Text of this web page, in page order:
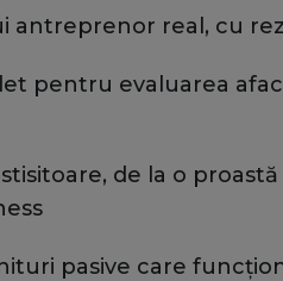
antreprenor real, cu
pentru evaluarea
de la o
pasive care